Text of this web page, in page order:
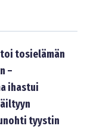
tosielämän
–
ihastui
tyystin